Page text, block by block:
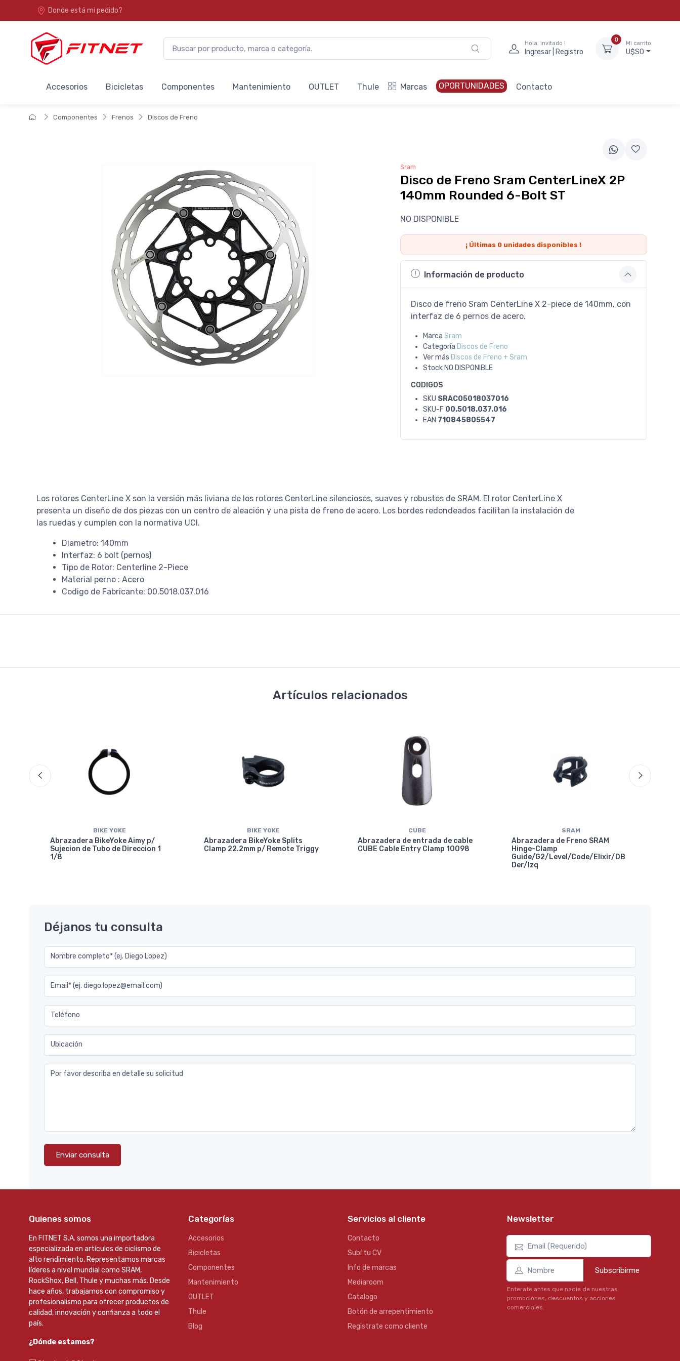
Donde está mi pedido?
Hola, invitado !
Ingresar | Registro
0
Mi carrito
U$S0
Accesorios Bicicletas Componentes Mantenimiento OUTLET Thule Marcas OPORTUNIDADES Contacto
Componentes Frenos Discos de Freno
Sram
Disco de Freno Sram CenterLineX 2P
140mm Rounded 6-Bolt ST
NO DISPONIBLE
¡ Últimas 0 unidades disponibles !
Información de producto
Disco de freno Sram CenterLine X 2-piece de 140mm, con
interfaz de 6 pernos de acero.
Marca Sram
Categoría Discos de Freno
Ver más Discos de Freno + Sram
Stock NO DISPONIBLE
CODIGOS
SKU SRAC05018037016
SKU-F 00.5018.037.016
EAN 710845805547
Los rotores CenterLine X son la versión más liviana de los rotores CenterLine silenciosos, suaves y robustos de SRAM. El rotor CenterLine X
presenta un diseño de dos piezas con un centro de aleación y una pista de freno de acero. Los bordes redondeados facilitan la instalación de
las ruedas y cumplen con la normativa UCI.
Diametro: 140mm
Interfaz: 6 bolt (pernos)
Tipo de Rotor: Centerline 2-Piece
Material perno : Acero
Codigo de Fabricante: 00.5018.037.016
Artículos relacionados
BIKE YOKE
Abrazadera BikeYoke Aimy p/
Sujecion de Tubo de Direccion 1
1/8
BIKE YOKE
Abrazadera BikeYoke Splits
Clamp 22.2mm p/ Remote Triggy
CUBE
Abrazadera de entrada de cable
CUBE Cable Entry Clamp 10098
SRAM
Abrazadera de Freno SRAM
Hinge-Clamp
Guide/G2/Level/Code/Elixir/DB
Der/Izq
Déjanos tu consulta
Nombre completo* (ej. Diego Lopez)
Email* (ej. diego.lopez@email.com)
Teléfono
Ubicación
Por favor describa en detalle su solicitud
Enviar consulta
Quienes somos
En FITNET S.A. somos una importadora
especializada en artículos de ciclismo de
alto rendimiento. Representamos marcas
líderes a nivel mundial como SRAM,
RockShox, Bell, Thule y muchas más. Desde
hace años, trabajamos con compromiso y
profesionalismo para ofrecer productos de
calidad, innovación y confianza a todo el
país.
¿Dónde estamos?
Categorías
Accesorios
Bicicletas
Componentes
Mantenimiento
OUTLET
Thule
Blog
Servicios al cliente
Contacto
Subí tu CV
Info de marcas
Mediaroom
Catalogo
Botón de arrepentimiento
Registrate como cliente
Newsletter
Subscribirme
Enterate antes que nadie de nuestras
promociones, descuentos y acciones
comerciales.